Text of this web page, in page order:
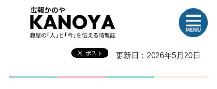
更新日：2026年5月20日